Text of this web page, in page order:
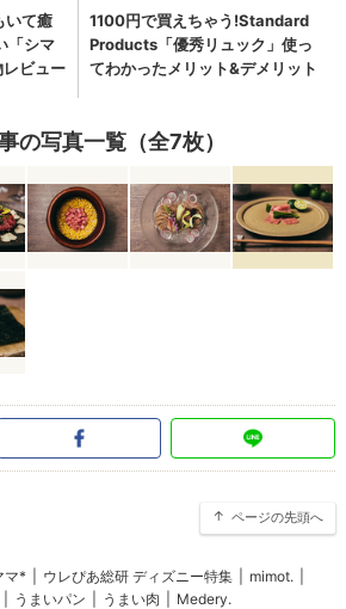
の写真一覧（全7枚）
ページの先頭へ
マ* ウレぴあ総研 ディズニー特集 mimot.
うまいパン うまい肉 Medery.